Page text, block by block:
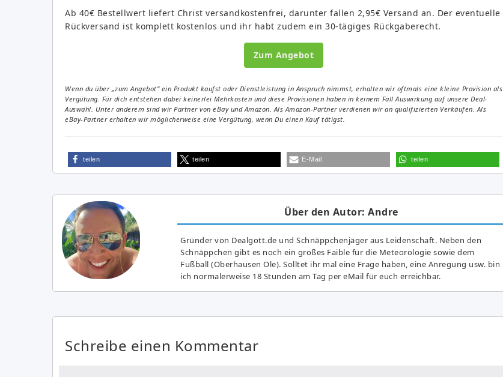
Ab 40€ Bestellwert liefert Christ versandkostenfrei, darunter fallen 2,95€ Versand an. Der eventuelle
Rückversand ist komplett kostenlos und ihr habt zudem ein 30-tägiges Rückgaberecht.
Zum Angebot
Wenn du über „zum Angebot“ ein Produkt kaufst oder Dienstleistung in Anspruch nimmst, erhalten wir oftmals eine kleine Provision als
Vergütung. Für dich entstehen dabei keinerlei Mehrkosten und diese Provisionen haben in keinem Fall Auswirkung auf unsere Deal-
Auswahl. Unter anderem sind wir Partner von eBay und Amazon. Als Amazon-Partner verdienen wir an qualifizierten Verkäufen. Als
eBay-Partner erhalten wir möglicherweise eine Vergütung, wenn Du einen Kauf tätigst.
teilen teilen E-Mail teilen
Über den Autor: Andre
Gründer von Dealgott.de und Schnäppchenjäger aus Leidenschaft. Neben den
Schnäppchen gibt es noch ein großes Fai­ble für die Meteorologie sowie dem
Fußball (Oberhausen Ole). Solltet ihr mal eine Frage haben, eine Anregung usw. bin
ich normalerweise 18 Stunden am Tag per eMail für euch erreichbar.
Schreibe einen Kommentar